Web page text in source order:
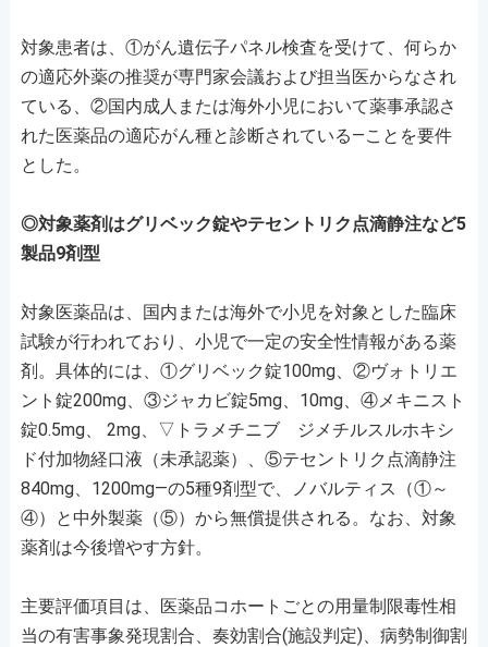
対象患者は、①がん遺伝子パネル検査を受けて、何らか
の適応外薬の推奨が専門家会議および担当医からなされ
ている、②国内成人または海外小児において薬事承認さ
れた医薬品の適応がん種と診断されている―ことを要件
とした。
◎対象薬剤はグリベック錠やテセントリク点滴静注など5
製品9剤型
対象医薬品は、国内または海外で小児を対象とした臨床
試験が行われており、小児で一定の安全性情報がある薬
剤。具体的には、①グリベック錠100mg、②ヴォトリエ
ント錠200mg、③ジャカビ錠5mg、10mg、④メキニスト
錠0.5mg、 2mg、▽トラメチニブ ジメチルスルホキシ
ド付加物経口液（未承認薬）、⑤テセントリク点滴静注
840mg、1200mg―の5種9剤型で、ノバルティス（①～
④）と中外製薬（⑤）から無償提供される。なお、対象
薬剤は今後増やす方針。
主要評価項目は、医薬品コホートごとの用量制限毒性相
当の有害事象発現割合、奏効割合(施設判定)、病勢制御割